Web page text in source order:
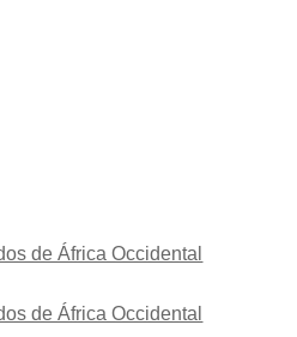
de África Occidental
de África Occidental